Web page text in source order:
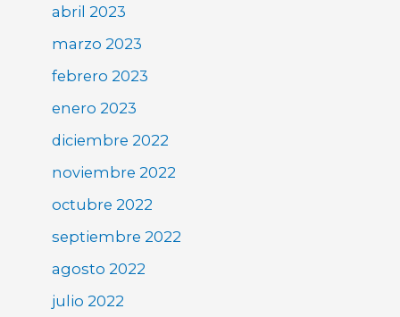
abril 2023
marzo 2023
febrero 2023
enero 2023
diciembre 2022
noviembre 2022
octubre 2022
septiembre 2022
agosto 2022
julio 2022